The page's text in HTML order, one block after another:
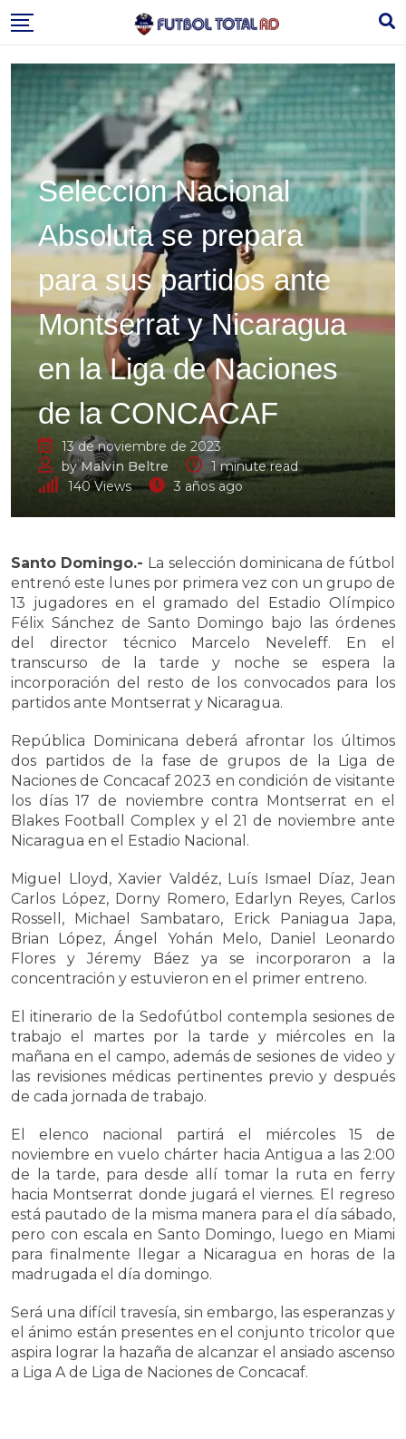
to
Selección Nacional
Absoluta se prepara
para sus partidos ante
Montserrat y Nicaragua
en la Liga de Naciones
de la CONCACAF
13 de noviembre de 2023
byMalvin Beltre
1 minute read
140Views 3 años ago
Santo Domingo.- La selección dominicana de fútbol
entrenó este lunes por primera vez con un grupo de
13 jugadores en el gramado del Estadio Olímpico
Félix Sánchez de Santo Domingo bajo las órdenes
del director técnico Marcelo Neveleff. En el
transcurso de la tarde y noche se espera la
incorporación del resto de los convocados para los
partidos ante Montserrat y Nicaragua.
República Dominicana deberá afrontar los últimos
dos partidos de la fase de grupos de la Liga de
Naciones de Concacaf 2023 en condición de visitante
los días 17 de noviembre contra Montserrat en el
Blakes Football Complex y el 21 de noviembre ante
Nicaragua en el Estadio Nacional.
Miguel Lloyd, Xavier Valdéz, Luís Ismael Díaz, Jean
Carlos López, Dorny Romero, Edarlyn Reyes, Carlos
Rossell, Michael Sambataro, Erick Paniagua Japa,
Brian López, Ángel Yohán Melo, Daniel Leonardo
Flores y Jéremy Báez ya se incorporaron a la
concentración y estuvieron en el primer entreno.
El itinerario de la Sedofútbol contempla sesiones de
trabajo el martes por la tarde y miércoles en la
mañana en el campo, además de sesiones de video y
las revisiones médicas pertinentes previo y después
de cada jornada de trabajo.
El elenco nacional partirá el miércoles 15 de
noviembre en vuelo chárter hacia Antigua a las 2:00
de la tarde, para desde allí tomar la ruta en ferry
hacia Montserrat donde jugará el viernes. El regreso
está pautado de la misma manera para el día sábado,
pero con escala en Santo Domingo, luego en Miami
para finalmente llegar a Nicaragua en horas de la
madrugada el día domingo.
Será una difícil travesía, sin embargo, las esperanzas y
el ánimo están presentes en el conjunto tricolor que
aspira lograr la hazaña de alcanzar el ansiado ascenso
a Liga A de Liga de Naciones de Concacaf.